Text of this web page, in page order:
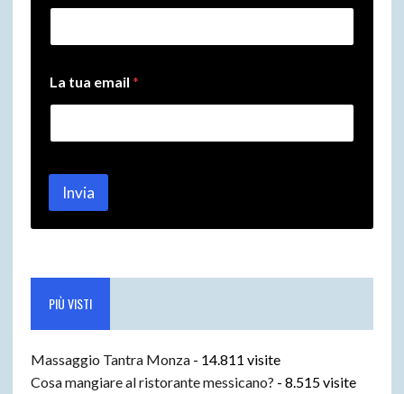
o
e
a
i
l
La tua email *
Invia
PIÙ VISTI
Massaggio Tantra Monza- 14.811 visite
Cosa mangiare al ristorante messicano? - 8.515 visite